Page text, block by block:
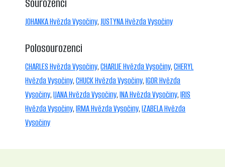
JOHANKA Hvězda Vysočiny,JUSTYNA Hvězda Vysočiny
Polosourozenci
CHARLES Hvězda Vysočiny,CHARLIE Hvězda Vysočiny,CHERYL
Hvězda Vysočiny,CHUCK Hvězda Vysočiny,IGOR Hvězda
Vysočiny,IJANA Hvězda Vysočiny,INA Hvězda Vysočiny,IRIS
Hvězda Vysočiny,IRMA Hvězda Vysočiny,IZABELA Hvězda
Vysočiny